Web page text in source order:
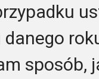
sposób,